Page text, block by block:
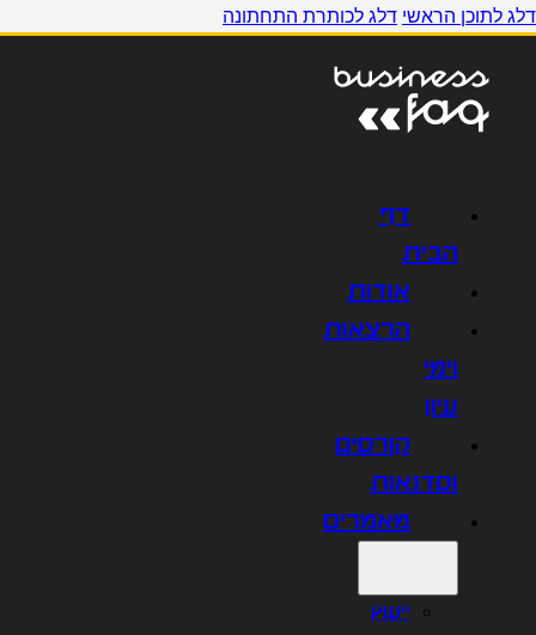
דלג לתוכן הראשי דלג לכותרת התחתונה
דף
הבית
אודות
הרצאות
וימי
עיון
קורסים
וסדנאות
מאמרים
ייעוץ